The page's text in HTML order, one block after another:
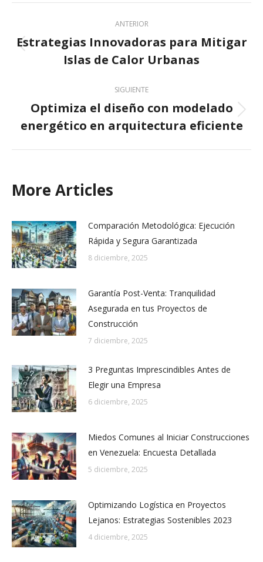
navigation
ANTERIOR
Previous
post:
Estrategias Innovadoras para Mitigar
Islas de Calor Urbanas
SIGUIENTE
Next
post:
Optimiza el diseño con modelado
energético en arquitectura eficiente
More Articles
Comparación Metodológica: Ejecución
Rápida y Segura Garantizada
8 diciembre, 2025
Garantía Post-Venta: Tranquilidad
Asegurada en tus Proyectos de
Construcción
7 diciembre, 2025
3 Preguntas Imprescindibles Antes de
Elegir una Empresa
6 diciembre, 2025
Miedos Comunes al Iniciar Construcciones
en Venezuela: Encuesta Detallada
5 diciembre, 2025
Optimizando Logística en Proyectos
Lejanos: Estrategias Sostenibles 2023
4 diciembre, 2025